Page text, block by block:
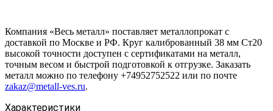
Компания «Весь металл» поставляет металлопрокат с
доставкой по Москве и РФ. Круг калиброванный 38 мм Ст20
высокой точности доступен с сертификатами на металл,
точным весом и быстрой подготовкой к отгрузке. Заказать
металл можно по телефону +74952752522 или по почте
zakaz@metall-ves.ru.
Характеристики